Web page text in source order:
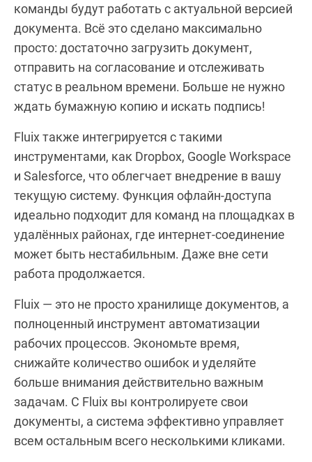
команды будут работать с актуальной версией
документа. Всё это сделано максимально
просто: достаточно загрузить документ,
отправить на согласование и отслеживать
статус в реальном времени. Больше не нужно
ждать бумажную копию и искать подпись!
Fluix также интегрируется с такими
инструментами, как Dropbox, Google Workspace
и Salesforce, что облегчает внедрение в вашу
текущую систему. Функция офлайн-доступа
идеально подходит для команд на площадках в
удалённых районах, где интернет-соединение
может быть нестабильным. Даже вне сети
работа продолжается.
Fluix — это не просто хранилище документов, а
полноценный инструмент автоматизации
рабочих процессов. Экономьте время,
снижайте количество ошибок и уделяйте
больше внимания действительно важным
задачам. С Fluix вы контролируете свои
документы, а система эффективно управляет
всем остальным всего несколькими кликами.